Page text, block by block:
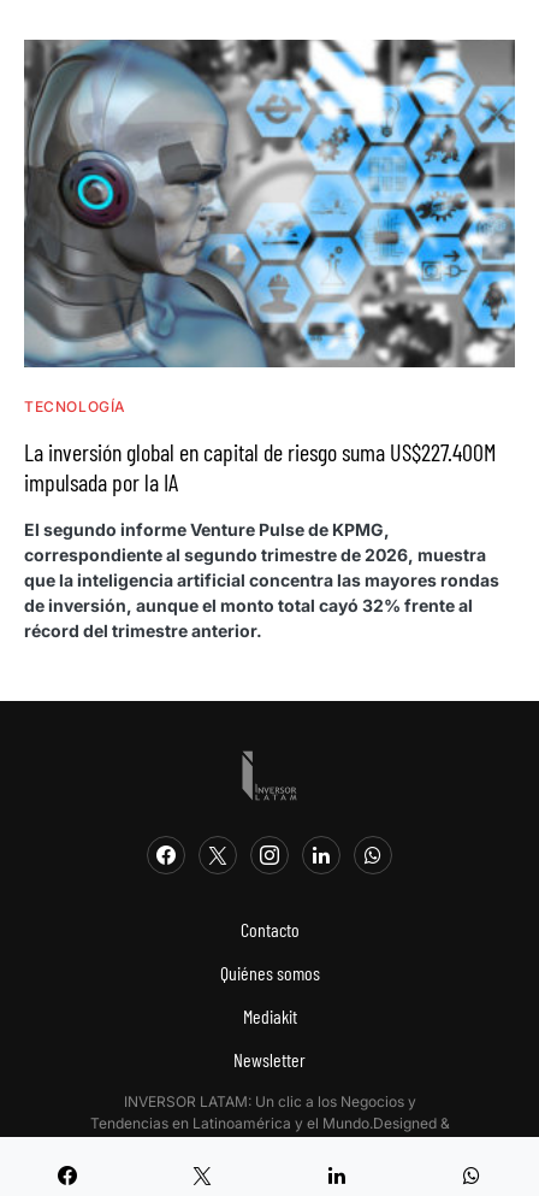
TECNOLOGÍA
La inversión global en capital de riesgo suma US$227.400M
impulsada por la IA
El segundo informe Venture Pulse de KPMG,
correspondiente al segundo trimestre de 2026, muestra
que la inteligencia artificial concentra las mayores rondas
de inversión, aunque el monto total cayó 32% frente al
récord del trimestre anterior.
Contacto
Quiénes somos
Mediakit
Newsletter
INVERSOR LATAM: Un clic a los Negocios y
Tendencias en Latinoamérica y el Mundo.Designed &